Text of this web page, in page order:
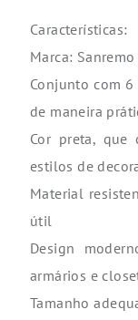
Características:
Marca: Sanremo
Conjunto com
de maneira
Cor preta, que
estilos de
Material
útil
Design
armários e
Tamanho